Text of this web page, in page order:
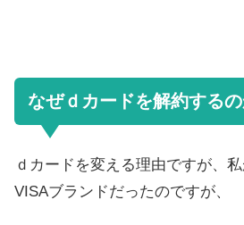
なぜｄカードを解約する
ｄカードを変える理由ですが、
VISAブランドだったのですが、